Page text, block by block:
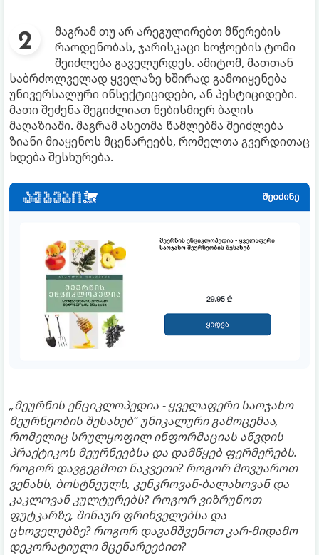
მაგრამ თუ არ არეგულირებთ მწერების
რაოდენობას, ჯარისკაცი ხოჭოების ტომი
შეიძლება გაველურდეს. ამიტომ, მათთან
საბრძოლველად ყველაზე ხშირად გამოიყენება
უნივერსალური ინსექტიციდები, ან პესტიციდები.
მათი შეძენა შეგიძლიათ ნებისმიერ ბაღის
მაღაზიაში. მაგრამ ასეთმა წამლებმა შეიძლება
ზიანი მიაყენოს მცენარეებს, რომელთა გვერდითაც
ხდება შესხურება.
„მეურნის ენციკლოპედია - ყველაფერი საოჯახო
მეურნეობის შესახებ“ უნიკალური გამოცემაა,
რომელიც სრულყოფილ ინფორმაციას აწვდის
პრაქტიკოს მეურნეებსა და დამწყებ ფერმერებს.
როგორ დავგეგმოთ ნაკვეთი? როგორ მოვუაროთ
ვენახს, ბოსტნეულს, კენკროვან-ბალახოვან და
კაკლოვან კულტურებს? როგორ ვიზრუნოთ
ფუტკარზე, შინაურ ფრინველებსა და
ცხოველებზე? როგორ დავამშვენოთ კარ-მიდამო
დეკორატიული მცენარეებით?